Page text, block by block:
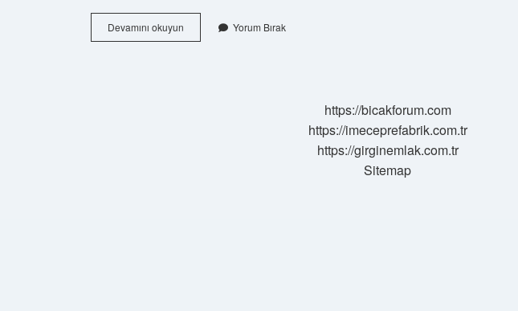
Devamını okuyun Sessizliğin
Rengi
Yorum Bırak
https://bicakforum.com
https://imeceprefabrik.com.tr
https://girginemlak.com.tr
Sitemap